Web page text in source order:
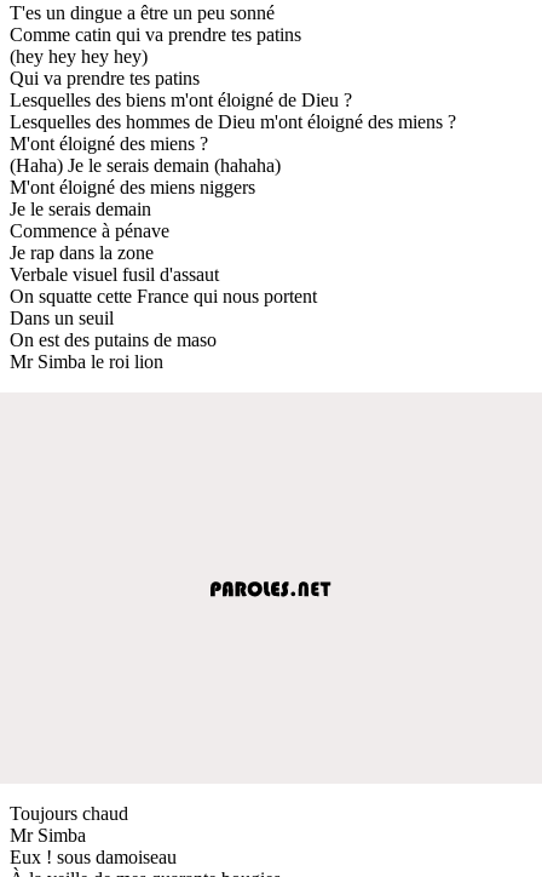
T'es un dingue a être un peu sonné
Comme catin qui va prendre tes patins
(hey hey hey hey)
Qui va prendre tes patins
Lesquelles des biens m'ont éloigné de Dieu ?
Lesquelles des hommes de Dieu m'ont éloigné des miens ?
M'ont éloigné des miens ?
(Haha) Je le serais demain (hahaha)
M'ont éloigné des miens niggers
Je le serais demain
Commence à pénave
Je rap dans la zone
Verbale visuel fusil d'assaut
On squatte cette France qui nous portent
Dans un seuil
On est des putains de maso
Mr Simba le roi lion
Toujours chaud
Mr Simba
Eux ! sous damoiseau